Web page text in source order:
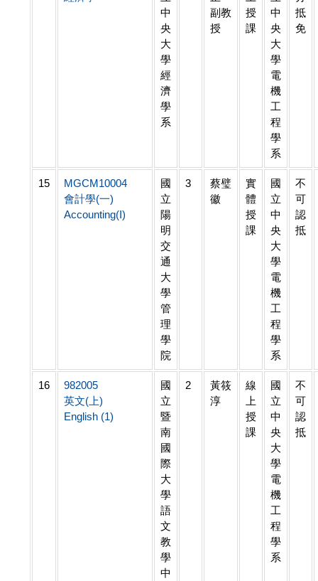
中
央
大
學
經
濟
學
系
副教
授
授
課
中
央
大
學
電
機
工
程
學
系
抵
免
15
MGCM10004
會計學(一)
Accounting(I)
國
立
陽
明
交
通
大
學
管
理
學
院
3
蔡璧
徽
實
體
授
課
國
立
中
央
大
學
電
機
工
程
學
系
不
可
認
抵
16
982005
英文(上)
English (1)
國
立
暨
南
國
際
大
學
語
文
教
學
中
2
黃筱
淳
線
上
授
課
國
立
中
央
大
學
電
機
工
程
學
系
不
可
認
抵